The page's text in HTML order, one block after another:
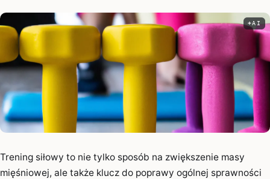
AI
Trening siłowy to nie tylko sposób na zwiększenie masy
mięśniowej, ale także klucz do poprawy ogólnej sprawności